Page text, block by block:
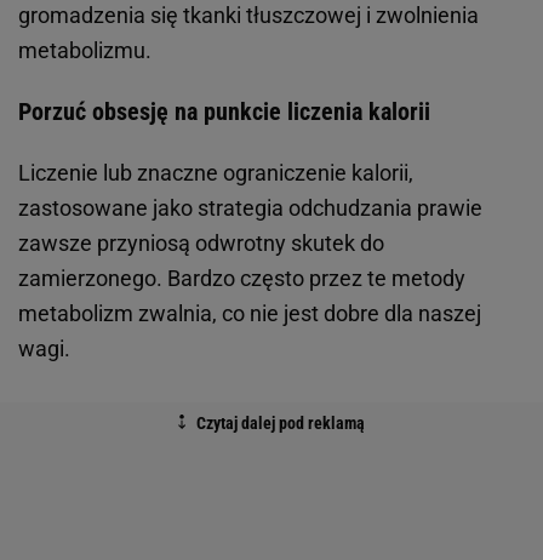
gromadzenia się tkanki tłuszczowej i zwolnienia
metabolizmu.
Porzuć obsesję na punkcie liczenia kalorii
Liczenie lub znaczne ograniczenie kalorii,
zastosowane jako strategia odchudzania prawie
zawsze przyniosą odwrotny skutek do
zamierzonego. Bardzo często przez te metody
metabolizm zwalnia, co nie jest dobre dla naszej
wagi.